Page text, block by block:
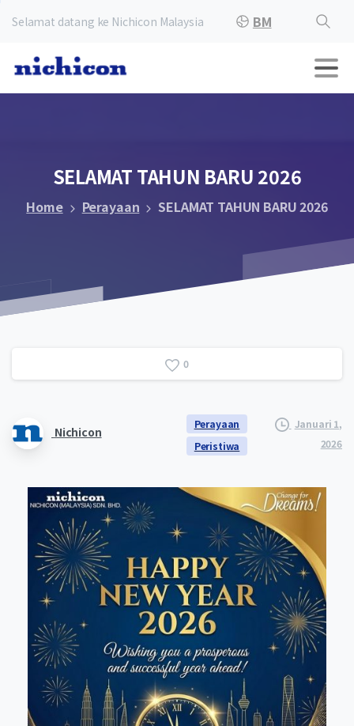
Selamat datang ke Nichicon Malaysia BM
SELAMAT TAHUN BARU 2026
Home Perayaan SELAMAT TAHUN BARU 2026
0
Nichicon
Perayaan
Peristiwa
Januari 1,
2026